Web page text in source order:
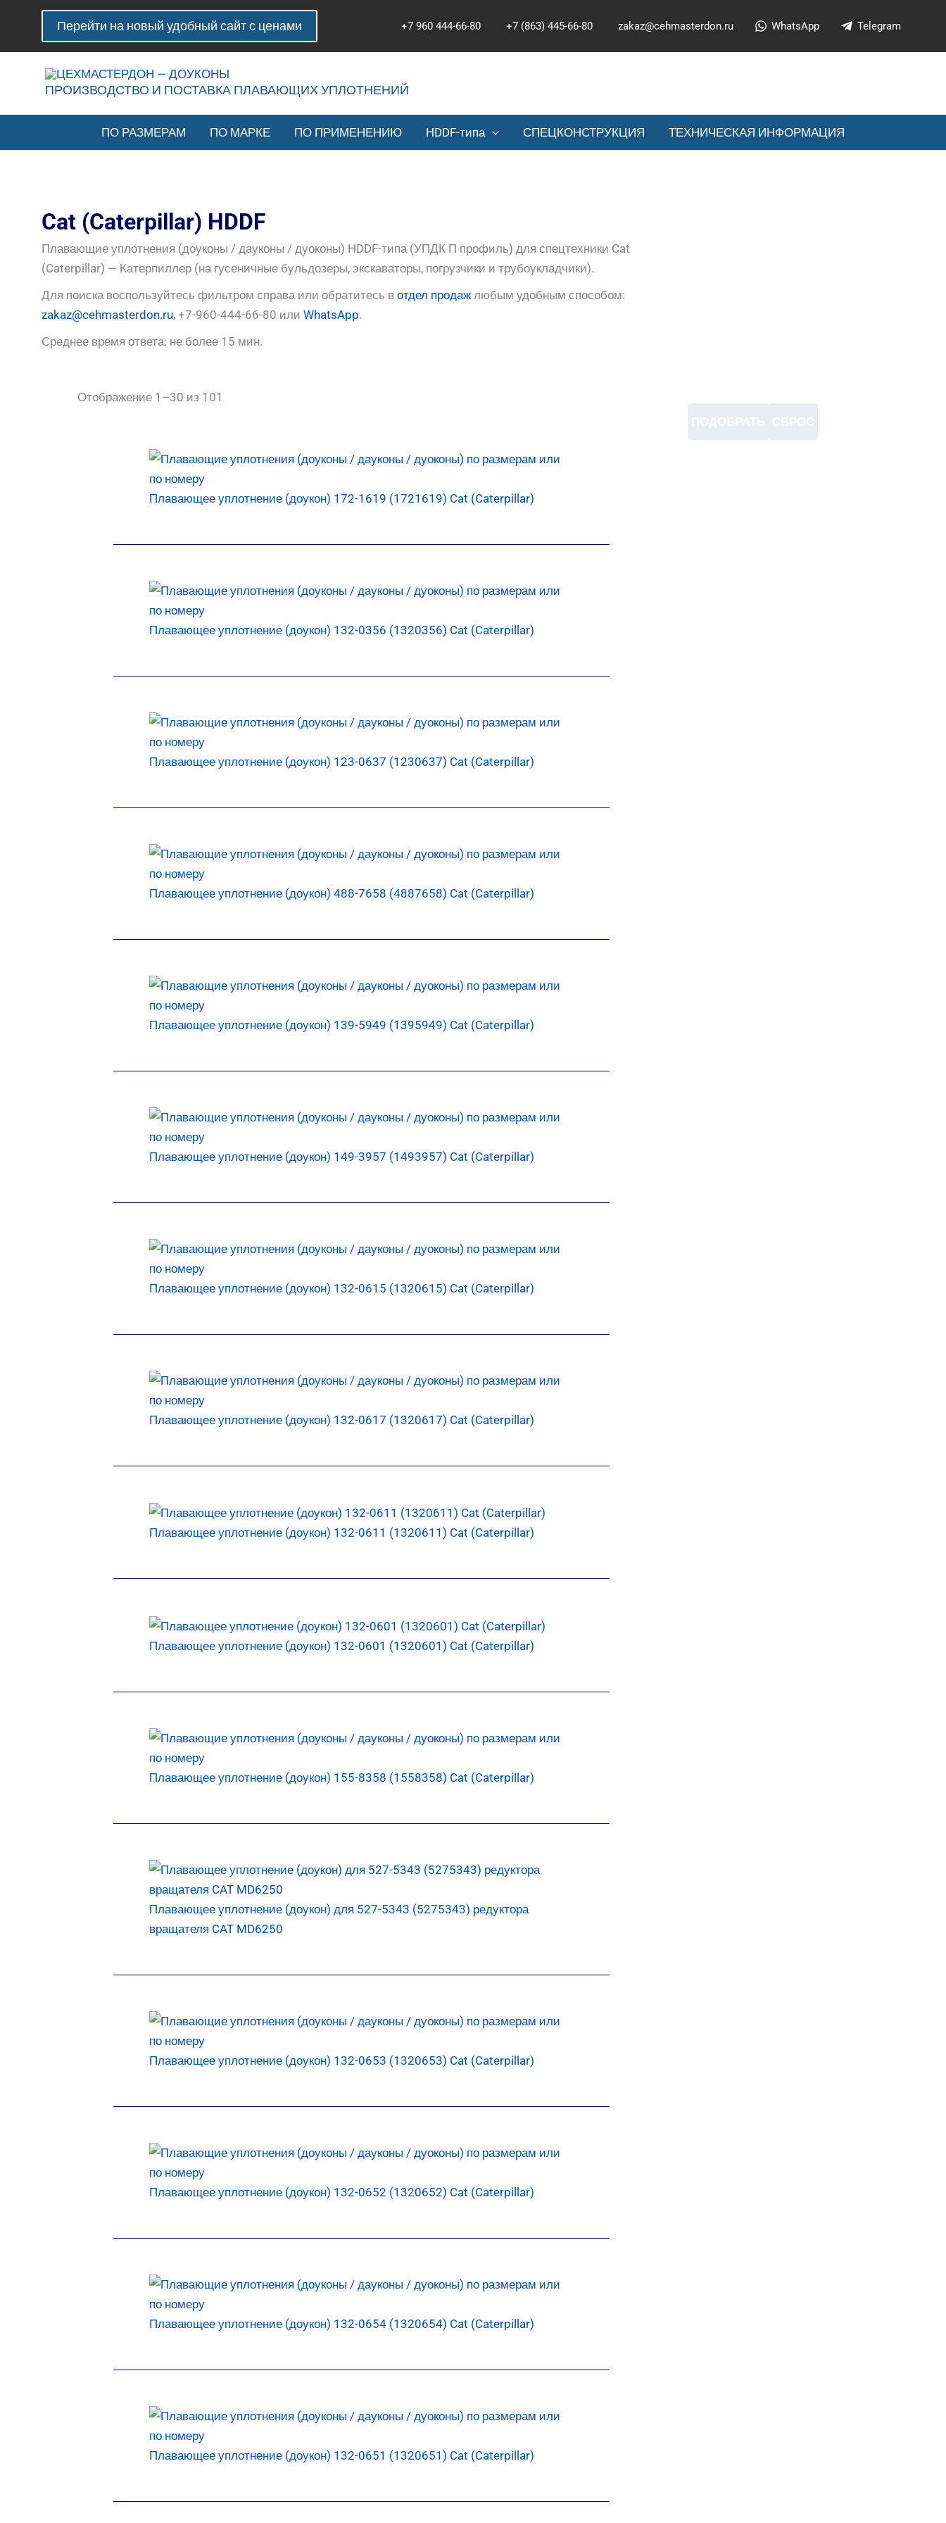
Перейти
содержимому
Перейти на новый удобный сайт с ценами +7 960 444-66-80 +7 (863) 445-66-80 zakaz@cehmasterdon.ru WhatsApp Telegram
ПРОИЗВОДСТВО И ПОСТАВКА ПЛАВАЮЩИХ УПЛОТНЕНИЙ
ПО РАЗМЕРАМ ПО МАРКЕ ПО ПРИМЕНЕНИЮ HDDF-типа СПЕЦКОНСТРУКЦИЯ ТЕХНИЧЕСКАЯ ИНФОРМАЦИЯ
Cat (Caterpillar) HDDF
Плавающие уплотнения (доуконы / дауконы / дуоконы) HDDF-типа (УПДК П профиль) для спецтехники Cat
(Caterpillar) — Катерпиллер (на гусеничные бульдозеры, экскаваторы, погрузчики и трубоукладчики).
Для поиска воспользуйтесь фильтром справа или обратитесь в отдел продажлюбым удобным способом:
zakaz@cehmasterdon.ru, +7-960-444-66-80 или WhatsApp.
Среднее время ответа: не более 15 мин.
Отображение 1–30 из 101
Сортировка:
по
популярности
Плавающее уплотнение (доукон) 172-1619 (1721619) Cat (Caterpillar)
Плавающее уплотнение (доукон) 132-0356 (1320356) Cat (Caterpillar)
Плавающее уплотнение (доукон) 123-0637 (1230637) Cat (Caterpillar)
Плавающее уплотнение (доукон) 488-7658 (4887658) Cat (Caterpillar)
Плавающее уплотнение (доукон) 139-5949 (1395949) Cat (Caterpillar)
Плавающее уплотнение (доукон) 149-3957 (1493957) Cat (Caterpillar)
Плавающее уплотнение (доукон) 132-0615 (1320615) Cat (Caterpillar)
Плавающее уплотнение (доукон) 132-0617 (1320617) Cat (Caterpillar)
Плавающее уплотнение (доукон) 132-0611 (1320611) Cat (Caterpillar)
Плавающее уплотнение (доукон) 132-0601 (1320601) Cat (Caterpillar)
Плавающее уплотнение (доукон) 155-8358 (1558358) Cat (Caterpillar)
Плавающее уплотнение (доукон) для 527-5343 (5275343) редуктора
вращателя CAT MD6250
Плавающее уплотнение (доукон) 132-0653 (1320653) Cat (Caterpillar)
Плавающее уплотнение (доукон) 132-0652 (1320652) Cat (Caterpillar)
Плавающее уплотнение (доукон) 132-0654 (1320654) Cat (Caterpillar)
Плавающее уплотнение (доукон) 132-0651 (1320651) Cat (Caterpillar)